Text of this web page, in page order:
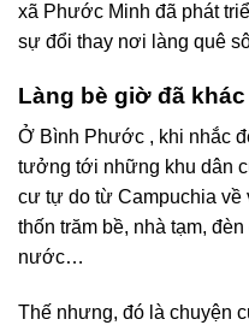
xã Phước Minh đã phát
sự đổi thay nơi làng quê
Làng bè giờ đã
Ở Bình Phước , khi nhắc
tưởng tới những khu dân
cư tự do từ Campuchia
thốn trăm bề, nhà tạm,
nước…
Thế nhưng, đó là chuyện